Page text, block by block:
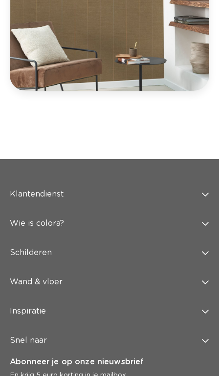
Klantendienst
Wie is colora?
Schilderen
Wand & vloer
Inspiratie
Snel naar
Abonneer je op onze nieuwsbrief
En krijg 5 euro korting in je mailbox